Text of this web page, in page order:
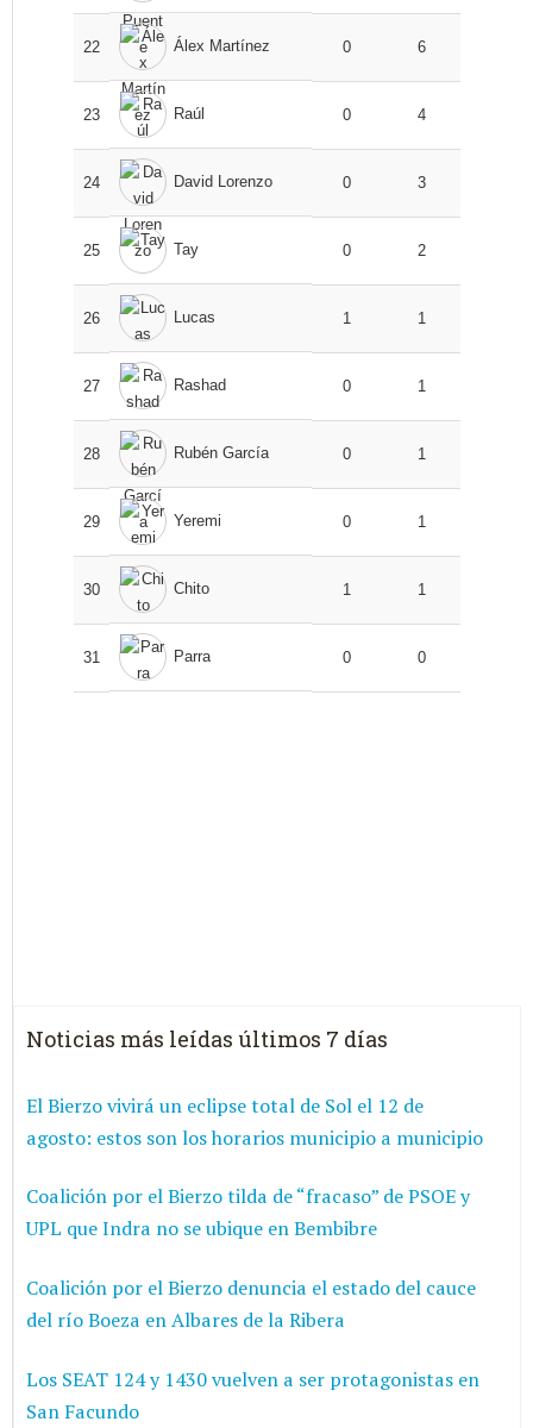
22 Álex Martínez 0 6
23 Raúl 0 4
24 David Lorenzo 0 3
25 Tay 0 2
26 Lucas 1 1
27 Rashad 0 1
28 Rubén García 0 1
29 Yeremi 0 1
30 Chito 1 1
31 Parra 0 0
Noticias más leídas últimos 7 días
El Bierzo vivirá un eclipse total de Sol el 12 de
agosto: estos son los horarios municipio a municipio
Coalición por el Bierzo tilda de “fracaso” de PSOE y
UPL que Indra no se ubique en Bembibre
Coalición por el Bierzo denuncia el estado del cauce
del río Boeza en Albares de la Ribera
Los SEAT 124 y 1430 vuelven a ser protagonistas en
San Facundo